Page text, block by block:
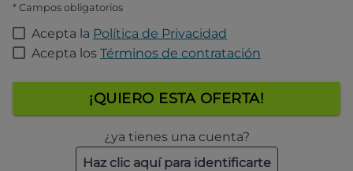
* Campos obligatorios
Acepta la Política de Privacidad
Acepta los Términos de contratación
¡QUIERO ESTA OFERTA!
¿ya tienes una cuenta?
Haz clic aquí para identificarte